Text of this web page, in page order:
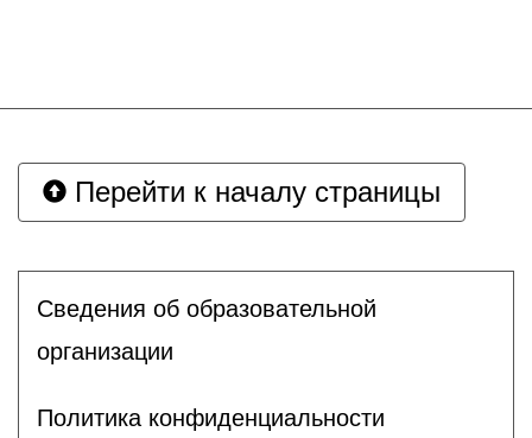
Перейти к началу страницы
Сведения об образовательной
организации
Политика конфиденциальности